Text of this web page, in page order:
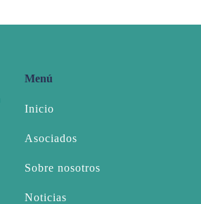
Menú
Inicio
Asociados
Sobre nosotros
Noticias